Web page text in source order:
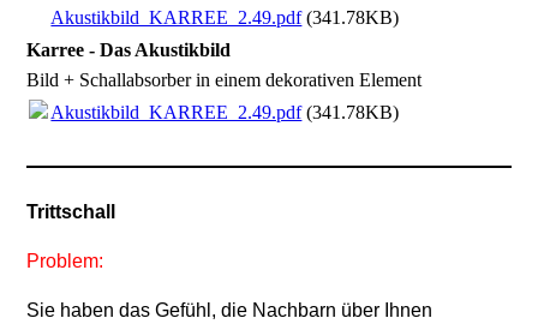
Akustikbild_KARREE_2.49.pdf(341.78KB)
Karree - Das Akustikbild
Bild + Schallabsorber in einem dekorativen Element
Akustikbild_KARREE_2.49.pdf(341.78KB)
Trittschall
Problem:
Sie haben das Gefühl, die Nachbarn über Ihnen